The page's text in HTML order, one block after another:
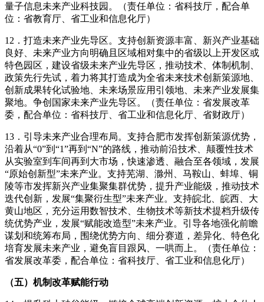
量子信息未来产业科技园。（责任单位：省科技厅，配合单
位：省教育厅、省工业和信息化厅）
12．打造未来产业先导区。支持创新资源丰富、新兴产业基础
良好、未来产业方向明确且区域相对集中的省级以上开发区或
特色园区，建设省级未来产业先导区，推动技术、体制机制、
政策先行先试，着力将其打造成为全省未来技术创新策源地、
创新成果转化试验地、未来场景应用引领地、未来产业发展集
聚地。争创国家未来产业先导区。（责任单位：省发展改革
委，配合单位：省科技厅、省工业和信息化厅、省财政厅）
13．引导未来产业合理布局。支持合肥市发挥创新策源优势，
沿着从“0”到“1”再到“N”的路线，推动前沿技术、颠覆性技术
从实验室到车间再到大市场，快速渗透、融合至各领域，发展
“原始创新型”未来产业。支持芜湖、滁州、马鞍山、蚌埠、铜
陵等市发挥新兴产业集聚集群优势，提升产业能级，推动技术
迭代创新，发展“集聚衍生型”未来产业。支持皖北、皖西、大
黄山地区，充分运用数智技术、生物技术等新技术提档升级传
统优势产业，发展“赋能改造型”未来产业。引导各地强化前瞻
谋划和统筹布局，围绕优势方向、细分赛道，差异化、特色化
培育发展未来产业，避免盲目跟风、一哄而上。（责任单位：
省发展改革委，配合单位：省科技厅、省工业和信息化厅）
（五）机制改革赋能行动